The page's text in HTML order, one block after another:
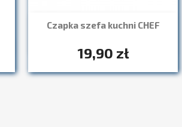
Czapka szefa kuchni CHEF
19,90 zł
Szybki podgląd